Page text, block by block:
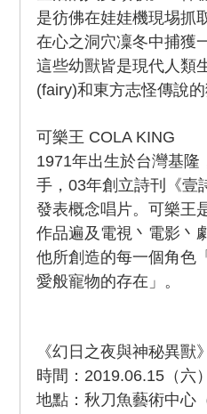
是彷佛在娃娃機現埸
在心之洞穴凜冬中捕獲
這些幼獸皆是現代人類
(fairy)和東方志怪傳說
可樂王 COLA KING
1971年出生於台灣基
手，03年創立詩刊《壹
發表概念唱片。可樂王
作品遍及電視丶電影丶
他所創造的每一個角色
愛般寵物的存在」。
《幻日之夜與神秘異獸》
時間：2019.06.15（六
地點：秋刀魚藝術中心